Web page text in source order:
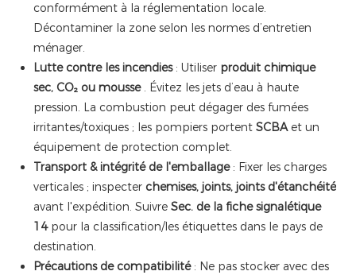
conformément à la réglementation locale.
Décontaminer la zone selon les normes d’entretien
ménager.
Lutte contre les incendies : Utiliser produit chimique
sec, CO₂ ou mousse . Évitez les jets d’eau à haute
pression. La combustion peut dégager des fumées
irritantes/toxiques ; les pompiers portent SCBA et un
équipement de protection complet.
Transport & intégrité de l'emballage : Fixer les charges
verticales ; inspecter chemises, joints, joints d'étanchéité
avant l'expédition. Suivre Sec. de la fiche signalétique
14 pour la classification/les étiquettes dans le pays de
destination.
Précautions de compatibilité : Ne pas stocker avec des